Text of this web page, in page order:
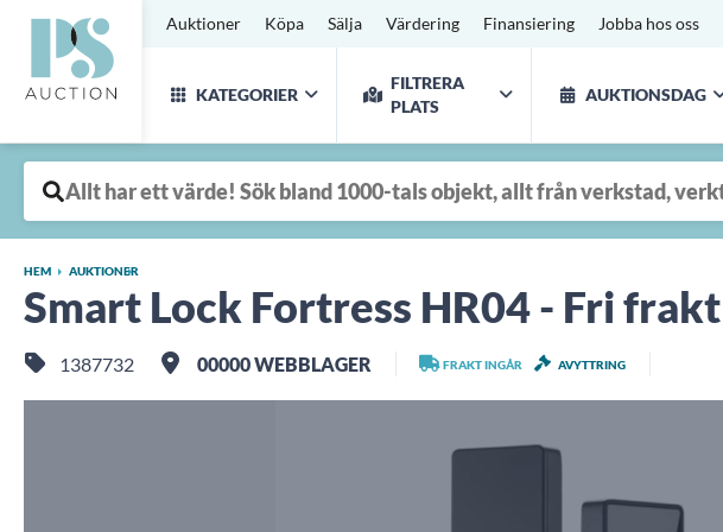
Auktioner Köpa Sälja Värdering Finansiering Jobba hos oss
KATEGORIER
FILTRERA
PLATS
AUKTIONSDAG
HEM AUKTIONER
Smart Lock Fortress HR04 - Fri frakt
1387732 00000 WEBBLAGER FRAKT INGÅR AVYTTRING